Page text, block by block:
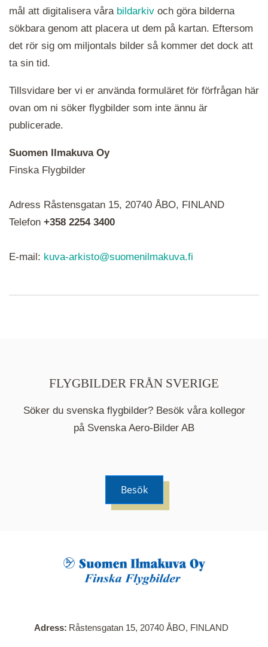
ikoner är det en serie i varje. Utplacerade bilder
syns som nålar istället.
När du klickar på en serie så öppnas en ny flik.
Här visas en karta över bilder med kända
mål att digitalisera våra bildarkiv och göra bilderna
sökbara genom att placera ut dem på kartan. Eftersom
det rör sig om miljontals bilder så kommer det dock att
ta sin tid.
Tillsvidare ber vi er använda formuläret för förfrågan här
ovan om ni söker flygbilder som inte ännu är
publicerade.
Suomen Ilmakuva Oy
Finska Flygbilder
Adress Råstensgatan 15, 20740 ÅBO, FINLAND
Telefon +358 2254 3400
E-mail: kuva-arkisto@suomenilmakuva.fi
FLYGBILDER FRÅN SVERIGE
Söker du svenska flygbilder? Besök våra kollegor
på Svenska Aero-Bilder AB
Besök
Adress Råstensgatan 15, 20740 ÅBO, FINLAND